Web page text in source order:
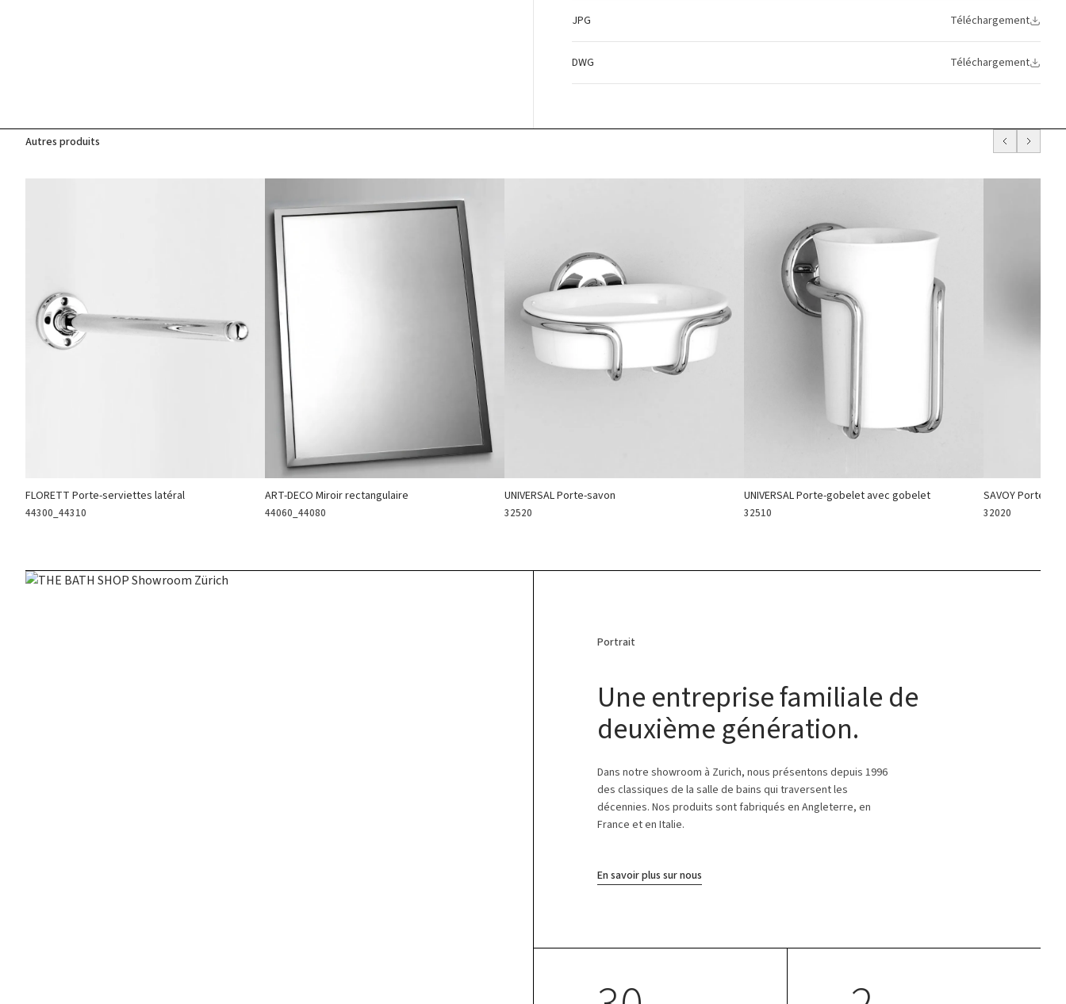
JPG Téléchargement
DWG Téléchargement
Autres produits
FLORETT Porte-serviettes latéral
44300_44310
ART-DECO Miroir rectangulaire
44060_44080
UNIVERSAL Porte-savon
32520
UNIVERSAL Porte-gobelet avec gobelet
32510
SAVOY Porte-
32020
Portrait
Une entreprise familiale de
deuxième génération.
Dans notre showroom à Zurich, nous présentons depuis 1996
des classiques de la salle de bains qui traversent les
décennies. Nos produits sont fabriqués en Angleterre, en
France et en Italie.
En savoir plus sur nous